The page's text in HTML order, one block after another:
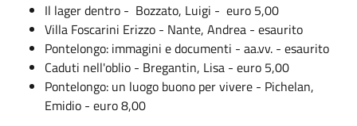
Il lager dentro - Bozzato, Luigi - euro 5,00
Villa Foscarini Erizzo - Nante, Andrea - esaurito
Pontelongo: immagini e documenti - aa.vv. - esaurito
Caduti nell'oblio - Bregantin, Lisa - euro 5,00
Pontelongo: un luogo buono per vivere - Pichelan,
Emidio - euro 8,00